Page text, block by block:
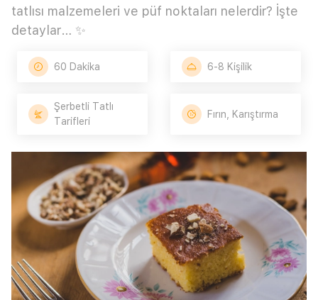
tatlısı malzemeleri ve püf noktaları nelerdir? İşte
detaylar… ✨
60 Dakika 6-8 Kişilik
Şerbetli Tatlı
Tarifleri
Fırın, Karıştırma